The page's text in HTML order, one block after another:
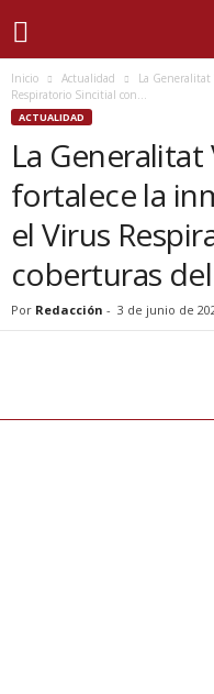
Inicio Actualidad
La
Respiratorio Sincitial con...
ACTUALIDAD
La Generalitat
fortalece la
el Virus
coberturas
Por Redacción - 3 de junio de